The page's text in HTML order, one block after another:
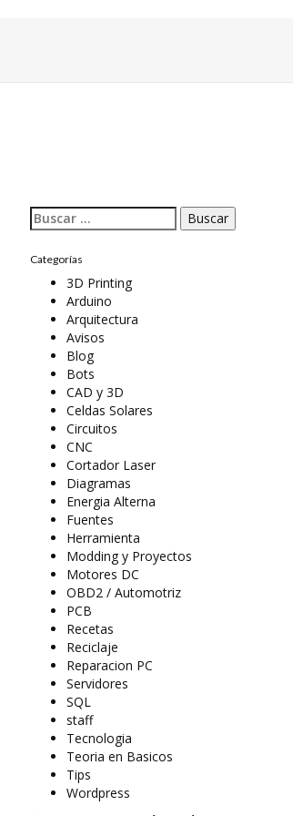
Buscar:
Categorías
3D Printing
Arduino
Arquitectura
Avisos
Blog
Bots
CAD y 3D
Celdas Solares
Circuitos
CNC
Cortador Laser
Diagramas
Energia Alterna
Fuentes
Herramienta
Modding y Proyectos
Motores DC
OBD2 / Automotriz
PCB
Recetas
Reciclaje
Reparacion PC
Servidores
SQL
staff
Tecnologia
Teoria en Basicos
Tips
Wordpress